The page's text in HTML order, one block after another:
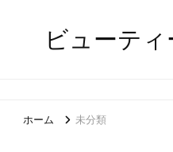
ビューテ
ホーム 未分類